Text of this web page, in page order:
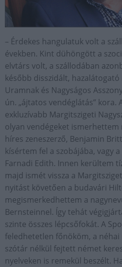
– Érdekes hangulatuk volt a
években. Kint dühöngött a
elvtárs volt, a szállodában
később disszidált,
Uramnak és Nagyságos
ún. „ájtatos vendéglátás” kora.
exkluzívabb Margitszigeti
olyan vendégeket ismerhettem
híres zeneszerző, Benjamin
kísértem fel a szobájába, vagy
Farnadi Edith. Innen kerültem
majd ismét vissza a
nyitást követően a budavári
megismerkedhettem a
Bernsteinnel. Így tehát
szinte összes lépcsőfokát. A
feledhetetlen főnököm, a néhai
szótár nélkül fejtett német
nyelveken is remekül beszélt.